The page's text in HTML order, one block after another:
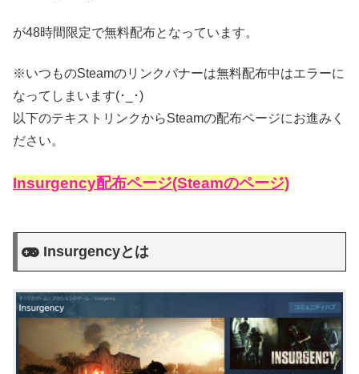
が48時間限定で無料配布となっています。
※いつものSteamのリンクバナーは無料配布中はエラーに
なってしまいます(･_･)
以下のテキストリンクからSteamの配布ページにお進みく
ださい。
Insurgency配布ページ(Steamのページ)
Insurgencyとは